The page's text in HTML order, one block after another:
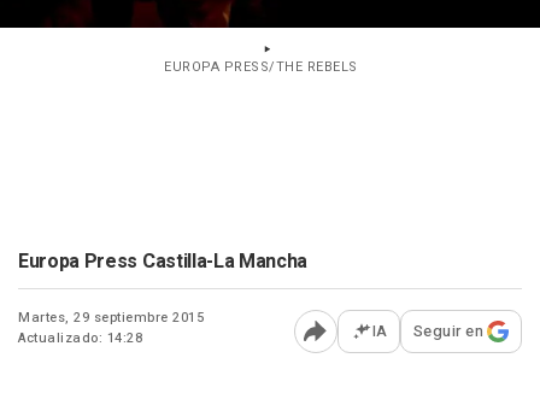
EUROPA PRESS/THE REBELS
Europa Press Castilla-La Mancha
Martes, 29 septiembre 2015
Actualizado: 14:28
Abrir opciones para
IA Seguir en